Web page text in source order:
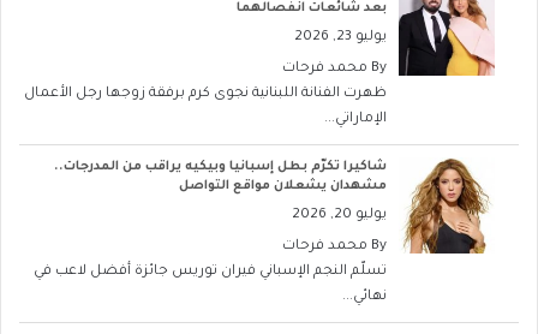
بعد شائعات انفصالهما
يوليو 23, 2026
By محمد فرحات
ظهرت الفنانة اللبنانية نجوى كرم برفقة زوجها رجل الأعمال
الإماراتي...
شاكيرا تكرّم بطل إسبانيا وبيكيه يراقب من المدرجات..
مشهدان يشعلان مواقع التواصل
يوليو 20, 2026
By محمد فرحات
تسلّم النجم الإسباني فيران توريس جائزة أفضل لاعب في
نهائي...